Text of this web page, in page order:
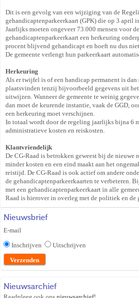
Dit is een gevolg van een wijziging van de
gehandicaptenparkeerkaart (GPK) die op 3 april
Jaarlijks moeten ongeveer 73.000 mensen voor
gehandicaptenparkeerkaart een herkeuring
procent blijvend gehandicapt en hoeft nu dus
De gemeente verlengt hun parkeerkaart
Herkeuring
Als er twijfel is of een handicap permanent is dan
plaatsvinden tenzij bijvoorbeeld gegevens uit
uitwijzen. Wanneer de gemeente te weinig
dan moet de keurende instantie, vaak de GGD,
een herkeuring moet verschijnen.
In totaal wordt door de regeling jaarlijks bijna 6
administratieve kosten en reiskosten.
Klantvriendelijk
De CG-Raad is betrokken geweest bij de nieuwe
minder kosten en een eind maakt aan het
reistijd. De CG-Raad is ook actief om andere
de gehandicaptenparkeerkaarten te verbeteren.
met een gehandicaptenparkeerkaart in alle
Raad is hierover in overleg met de politiek en de
Nieuwsbrief
E-mail
Inschrijven
Uitschrijven
Nieuwsarchief